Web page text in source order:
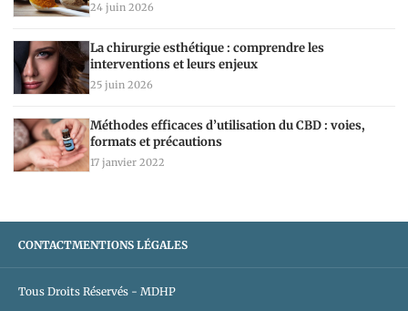
24 juin 2026
La chirurgie esthétique : comprendre les
interventions et leurs enjeux
25 juin 2026
Méthodes efficaces d’utilisation du CBD : voies,
formats et précautions
17 janvier 2022
CONTACTMENTIONS LÉGALES
Tous Droits Réservés - MDHP